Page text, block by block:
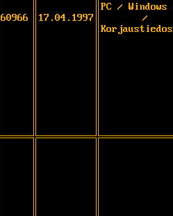
60966 17.04.1997
PC /
/